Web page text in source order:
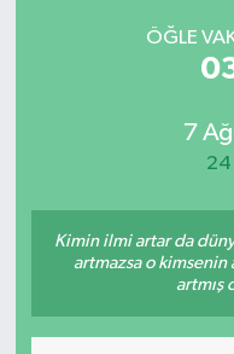
ÖĞLE
7
24
Kimin ilmi artar da
artmazsa o kimsenin
artmış
Gündem
Spor